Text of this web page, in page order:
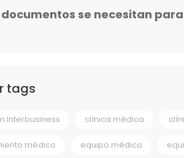
documentos se necesitan
tags
Interbusiness clínica médica
médico equipo médico